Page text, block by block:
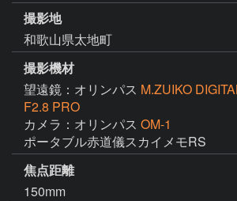
撮影地
和歌山県太地町
撮影機材
望遠鏡：オリンパス M.ZUIKO
F2.8 PRO
カメラ：オリンパス OM-1
ポータブル赤道儀スカイメモRS
焦点距離
150mm